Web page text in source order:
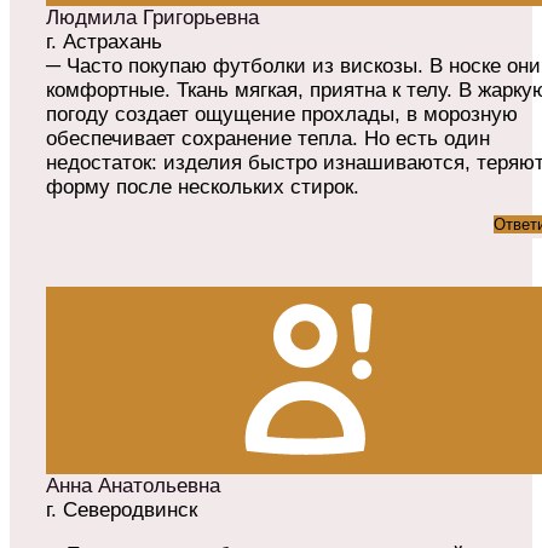
Людмила Григорьевна
г. Астрахань
─ Часто покупаю футболки из вискозы. В носке они
комфортные. Ткань мягкая, приятна к телу. В
погоду создает ощущение прохлады, в морозную
обеспечивает сохранение тепла. Но есть один
недостаток: изделия быстро изнашиваются,
форму после нескольких стирок.
Анна Анатольевна
г. Северодвинск